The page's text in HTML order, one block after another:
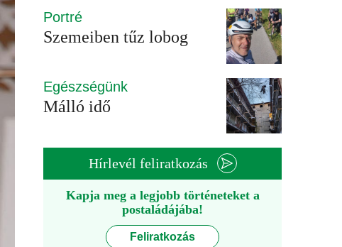
Portré
Szemeiben tűz lobog
Egészségünk
Málló idő
Hírlevél feliratkozás
Kapja meg a legjobb történeteket a
postaládájába!
Feliratkozás